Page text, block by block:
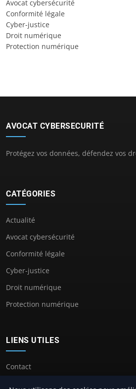
Avocat cybersécurité
Conformité légale
Cyber-justice
Droit numérique
Protection numérique
AVOCAT CYBERSECURITÉ
Protégez vos données, défendez vos
CATÉGORIES
Actualité
Avocat cybersécurité
Conformité légale
Cyber-justice
Droit numérique
Protection numérique
LIENS UTILES
Contact